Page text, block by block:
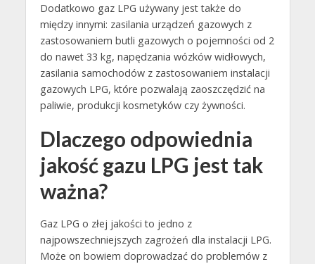
Dodatkowo gaz LPG używany jest także do
między innymi: zasilania urządzeń gazowych z
zastosowaniem butli gazowych o pojemności od 2
do nawet 33 kg, napędzania wózków widłowych,
zasilania samochodów z zastosowaniem instalacji
gazowych LPG, które pozwalają zaoszczędzić na
paliwie, produkcji kosmetyków czy żywności.
Dlaczego odpowiednia
jakość gazu LPG jest tak
ważna?
Gaz LPG o złej jakości to jedno z
najpowszechniejszych zagrożeń dla instalacji LPG.
Może on bowiem doprowadzać do problemów z